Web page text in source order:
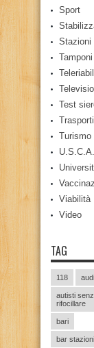
Sport
Stazioni
Test
Trasporti
Turismo
U.S.C.A.
Viabilità
Video
TAG
118
autisti
rifocillare
bari
bar